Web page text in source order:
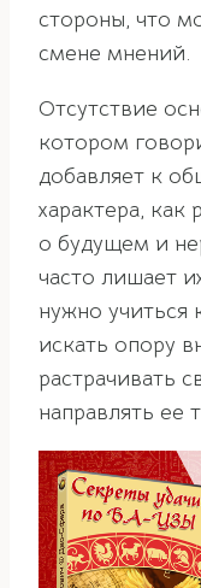
стороны, что
смене мнений.
Отсутствие
котором
добавляет к
характера, как
о будущем и
часто лишает
нужно учиться
искать опору
растрачивать
направлять ее